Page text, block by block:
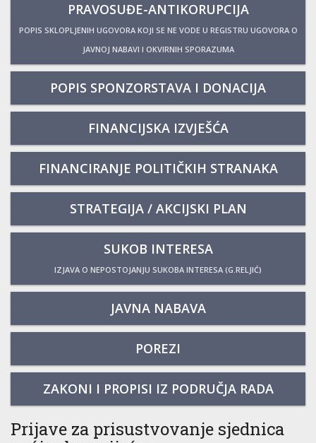
PRAVOSUĐE-ANTIKORUPCIJA
POPIS SKLOPLJENIH UGOVORA KOJI SE NE VODE U REGISTRU UGOVORA O
JAVNOJ NABAVI I OKVIRNIH SPORAZUMA
POPIS SPONZORSTAVA I DONACIJA
FINANCIJSKA IZVJEŠĆA
FINANCIRANJE POLITIČKIH STRANAKA
STRATEGIJA / AKCIJSKI PLAN
SUKOB INTERESA
IZJAVA O NEPOSTOJANJU SUKOBA INTERESA (G.RELJIĆ)
JAVNA NABAVA
POREZI
ZAKONI I PROPISI IZ PODRUČJA RADA
Prijave za prisustvovanje sjednica